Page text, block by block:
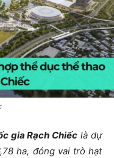
gia Rạch Chiếc là dự
ha, đóng vai trò hạt